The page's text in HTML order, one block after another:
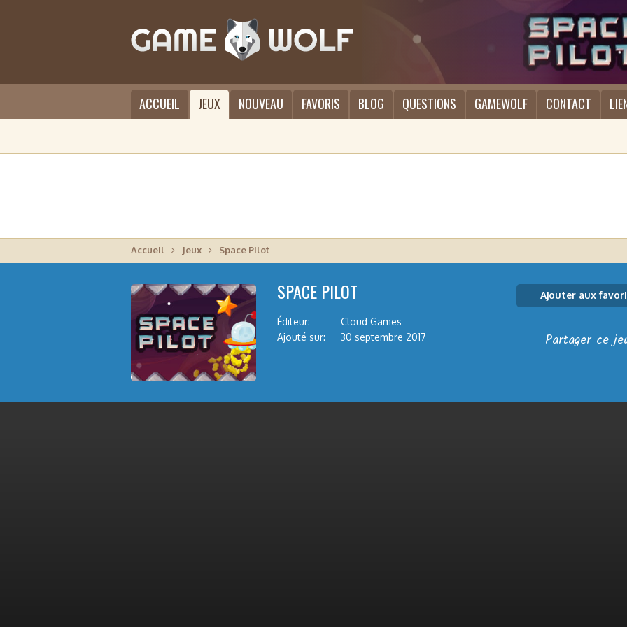
ACCUEIL JEUX NOUVEAU FAVORIS BLOG QUESTIONS GAMEWOLF CONTACT
Accueil Jeux Space Pilot
SPACE PILOT
Éditeur:
Cloud Games
Ajouté sur:
30 septembre 2017
Ajouter aux
Partager ce